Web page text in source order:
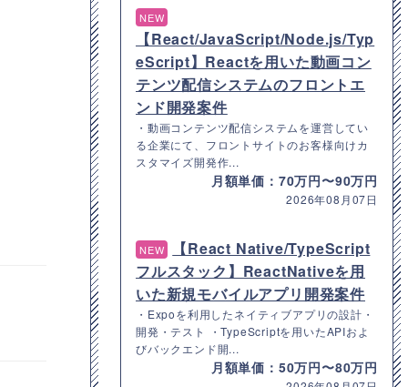
NEW
【React/JavaScript/Node.js/Typ
eScript】Reactを用いた動画コン
テンツ配信システムのフロントエ
ンド開発案件
・動画コンテンツ配信システムを運営してい
る企業にて、フロントサイトのお客様向けカ
スタマイズ開発作...
月額単価：70万円〜90万円
2026年08月07日
NEW
【React Native/TypeScript
フルスタック】ReactNativeを用
いた新規モバイルアプリ開発案件
・Expoを利用したネイティブアプリの設計・
開発・テスト ・TypeScriptを用いたAPIおよ
びバックエンド開...
月額単価：50万円〜80万円